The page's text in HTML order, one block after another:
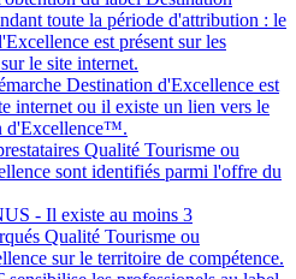
toute la période d'attribution : le
est présent sur les
le site internet.
Destination d'Excellence est
internet ou il existe un lien vers le
d'Excellence™.
Qualité Tourisme ou
sont identifiés parmi l'offre du
- Il existe au moins 3
Qualité Tourisme ou
sur le territoire de compétence.